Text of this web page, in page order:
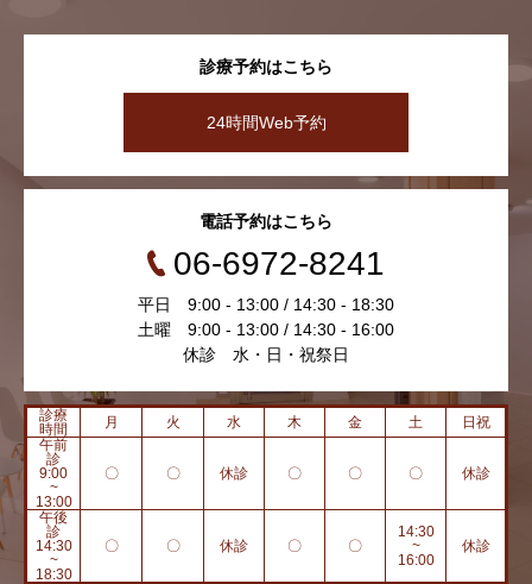
診療予約はこちら
24時間Web予約
電話予約はこちら
06-6972-8241
平日 9:00 - 13:00 / 14:30 - 18:30
土曜 9:00 - 13:00 / 14:30 - 16:00
休診 水・日・祝祭日
診療
時間
月 火 水 木 金 土
日祝
午前
診
9:00
~
13:00
〇 〇 休診 〇 〇 〇 休診
午後
診
14:30
~
18:30
〇 〇 休診 〇 〇
14:30
~
16:00
休診